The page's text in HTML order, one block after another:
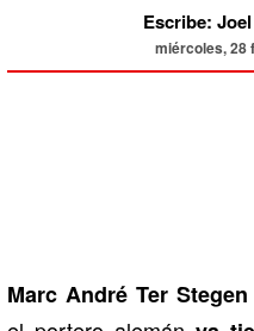
Escribe:
miércoles, 28
Marc André Ter Stegen